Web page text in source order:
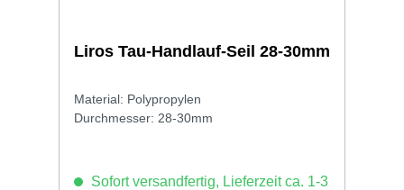
Liros Tau-Handlauf-Seil 28-30mm
Material: Polypropylen
Durchmesser: 28-30mm
Sofort versandfertig, Lieferzeit ca. 1-3